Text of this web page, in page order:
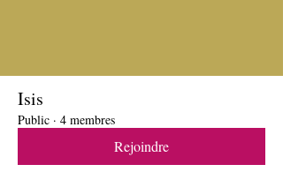
Isis
Public · 4 membres
Rejoindre